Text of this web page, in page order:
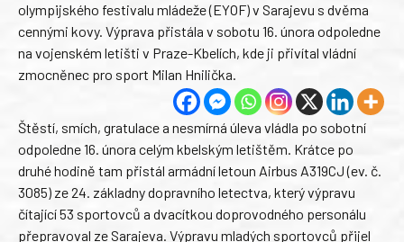
olympijského festivalu mládeže (EYOF) v Sarajevu s dvěma
cennými kovy. Výprava přistála v sobotu 16. února odpoledne
na vojenském letišti v Praze-Kbelích, kde ji přivítal vládní
zmocněnec pro sport Milan Hnilička.
Štěstí, smích, gratulace a nesmírná úleva vládla po sobotní
odpoledne 16. února celým kbelským letištěm. Krátce po
druhé hodině tam přistál armádní letoun Airbus A319CJ (ev. č.
3085) ze 24. základny dopravního letectva, který výpravu
čítající 53 sportovců a dvacítkou doprovodného personálu
přepravoval ze Sarajeva. Výpravu mladých sportovců přijel